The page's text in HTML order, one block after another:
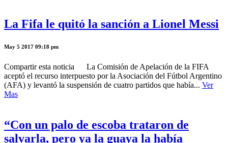
La Fifa le quitó la sanción a Lionel Messi
May 5 2017 09:18 pm
Compartir esta noticia La Comisión de Apelación de la FIFA
aceptó el recurso interpuesto por la Asociación del Fútbol Argentino
(AFA) y levantó la suspensión de cuatro partidos que había... Ver
Mas
“Con un palo de escoba trataron de
salvarla, pero ya la guaya la había